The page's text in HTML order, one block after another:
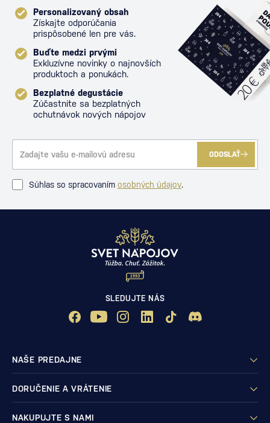
Personalizovaný obsah
Získajte odporúčania
prispôsobené len pre vás.
Buďte medzi prvými
Exkluzívne novinky o najnovších
produktoch a ponukách.
Bezplatné degustácie
Zúčastnite sa bezplatných
ochutnávok nových nápojov
ODOSLAŤ
Súhlas so spracovaním osobných údajov.
SLEDUJTE NÁS
NAŠE PREDAJNE
DORUČENIE A VRÁTENIE
NAKUPUJTE S NAMI